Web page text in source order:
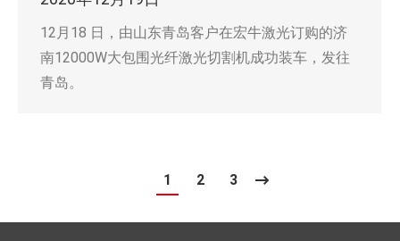
12月18 日，由山东青岛客户在宏牛激光订购的济
南12000W大包围光纤激光切割机成功装车，发往
青岛。
1 2 3